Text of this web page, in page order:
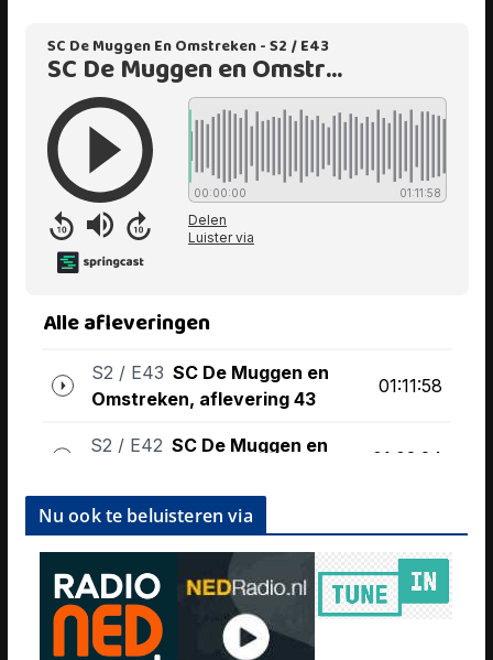
Nu ook te beluisteren via